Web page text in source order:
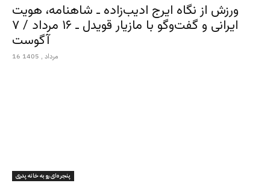
ورزش از نگاه ایرج ادیب‌زاده ـ شاهنامه، هویت
ایرانی و گفت‌وگو با مازیار قویدل ـ ۱۶ مرداد / ۷
آگوست
16 مرداد , 1405
پنجره‌ای رو به خانه پدری